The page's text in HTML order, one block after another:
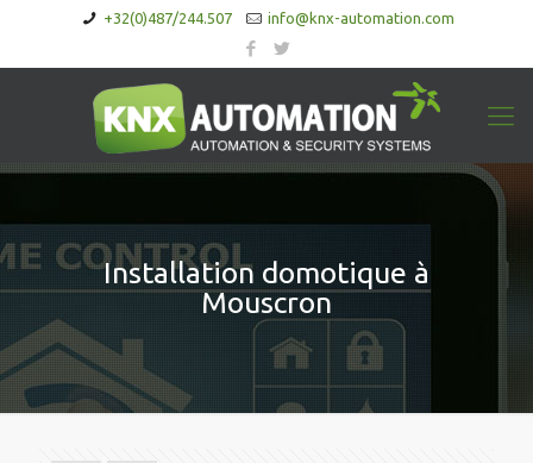
+32(0)487/244.507 info@knx-automation.com
Installation domotique à
Mouscron